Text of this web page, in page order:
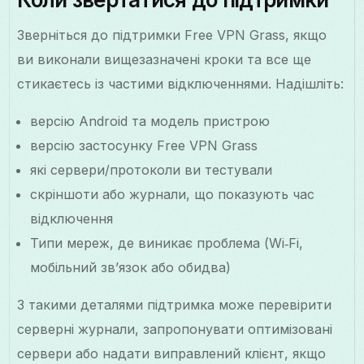
Зверніться до підтримки Free VPN Grass, якщо
ви виконали вищезазначені кроки та все ще
стикаєтесь із частими відключеннями. Надішліть:
версію Android та модель пристрою
версію застосунку Free VPN Grass
які сервери/протоколи ви тестували
скріншоти або журнали, що показують час
відключення
Типи мереж, де виникає проблема (Wi‑Fi,
мобільний зв’язок або обидва)
З такими деталями підтримка може перевірити
серверні журнали, запропонувати оптимізовані
сервери або надати виправлений клієнт, якщо